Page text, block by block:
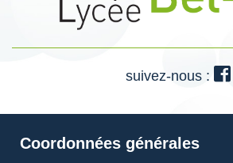
suivez-nous :
Coordonnées générales